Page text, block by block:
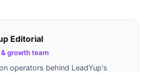
Editorial
growth team
operators behind LeadYup's